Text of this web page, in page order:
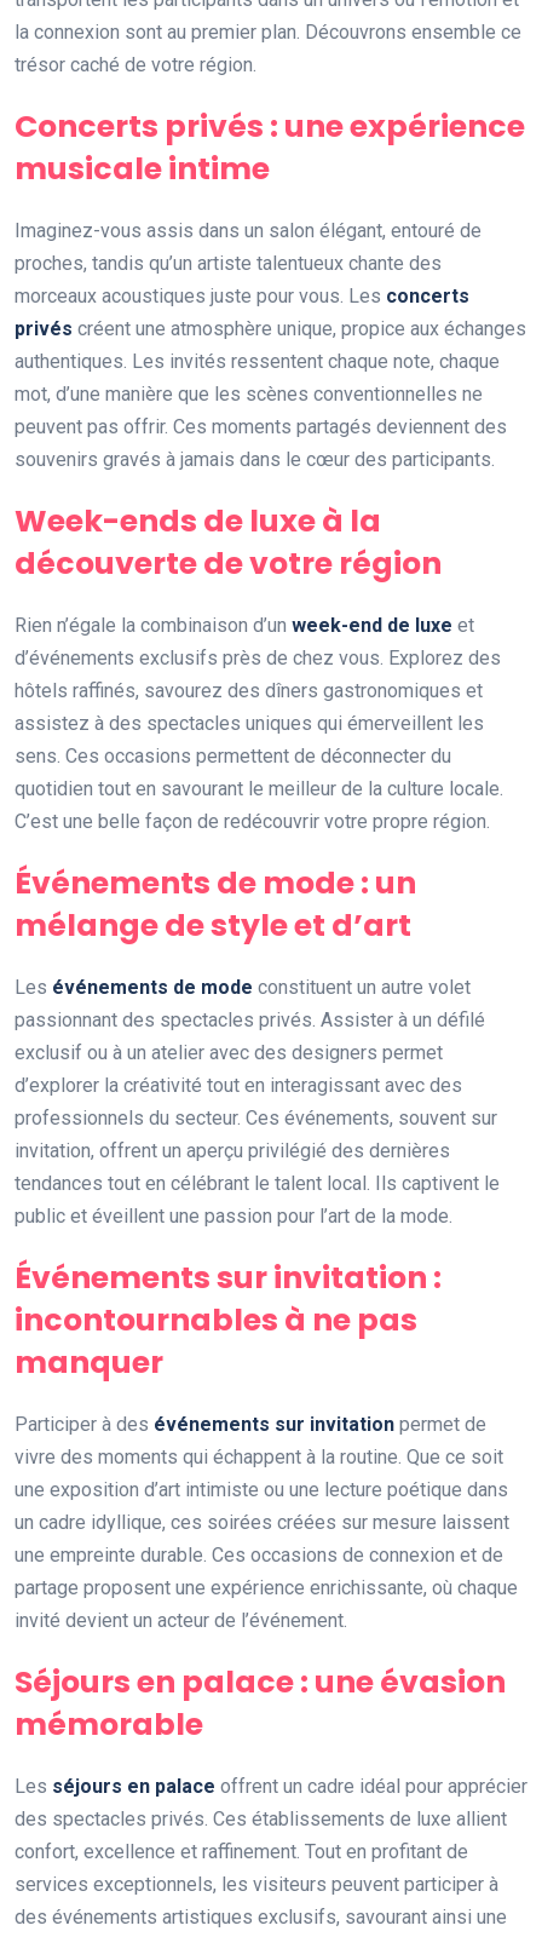
la connexion sont au premier plan. Découvrons ensemble ce
trésor caché de votre région.
Concerts privés : une expérience
musicale intime
Imaginez-vous assis dans un salon élégant, entouré de
proches, tandis qu’un artiste talentueux chante des
morceaux acoustiques juste pour vous. Les concerts
privés créent une atmosphère unique, propice aux échanges
authentiques. Les invités ressentent chaque note, chaque
mot, d’une manière que les scènes conventionnelles ne
peuvent pas offrir. Ces moments partagés deviennent des
souvenirs gravés à jamais dans le cœur des participants.
Week-ends de luxe à la
découverte de votre région
Rien n’égale la combinaison d’un week-end de luxe et
d’événements exclusifs près de chez vous. Explorez des
hôtels raffinés, savourez des dîners gastronomiques et
assistez à des spectacles uniques qui émerveillent les
sens. Ces occasions permettent de déconnecter du
quotidien tout en savourant le meilleur de la culture locale.
C’est une belle façon de redécouvrir votre propre région.
Événements de mode : un
mélange de style et d’art
Les événements de mode constituent un autre volet
passionnant des spectacles privés. Assister à un défilé
exclusif ou à un atelier avec des designers permet
d’explorer la créativité tout en interagissant avec des
professionnels du secteur. Ces événements, souvent sur
invitation, offrent un aperçu privilégié des dernières
tendances tout en célébrant le talent local. Ils captivent le
public et éveillent une passion pour l’art de la mode.
Événements sur invitation :
incontournables à ne pas
manquer
Participer à des événements sur invitation permet de
vivre des moments qui échappent à la routine. Que ce soit
une exposition d’art intimiste ou une lecture poétique dans
un cadre idyllique, ces soirées créées sur mesure laissent
une empreinte durable. Ces occasions de connexion et de
partage proposent une expérience enrichissante, où chaque
invité devient un acteur de l’événement.
Séjours en palace : une évasion
mémorable
Les séjours en palace offrent un cadre idéal pour apprécier
des spectacles privés. Ces établissements de luxe allient
confort, excellence et raffinement. Tout en profitant de
services exceptionnels, les visiteurs peuvent participer à
des événements artistiques exclusifs, savourant ainsi une